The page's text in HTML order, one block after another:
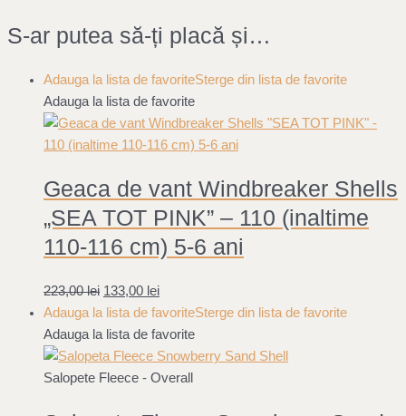
S-ar putea să-ți placă și…
Adauga la lista de favoriteSterge din lista de favorite
Adauga la lista de favorite
Geaca de vant Windbreaker Shells
„SEA TOT PINK” – 110 (inaltime
110-116 cm) 5-6 ani
223,00lei 133,00 lei
Adauga la lista de favoriteSterge din lista de favorite
Adauga la lista de favorite
Salopete Fleece - Overall